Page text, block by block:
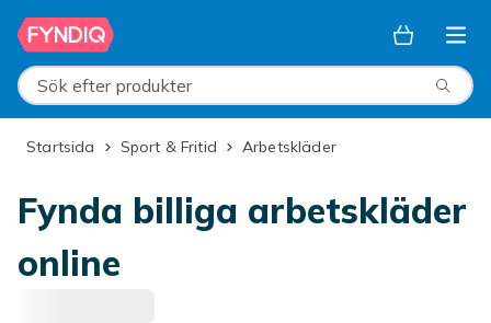
Hoppa till huvudinnehållet
Sök efter produkter
Startsida Sport & Fritid Arbetskläder
Fynda billiga arbetskläder
online